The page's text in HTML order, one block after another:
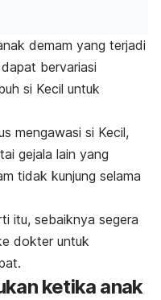
demam yang terjadi
bervariasi
si Kecil untuk
mengawasi si Kecil,
gejala lain yang
tidak kunjung selama
itu, sebaiknya segera
dokter untuk
ketika anak